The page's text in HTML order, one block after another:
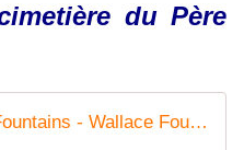
du Père
About - Wallace and His Fountains - Wallace Fountains